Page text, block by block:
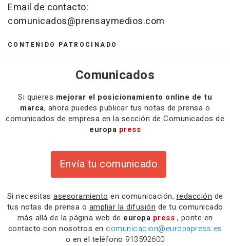
Email de contacto:
comunicados@prensaymedios.com
CONTENIDO PATROCINADO
Comunicados
Si quieres mejorar el posicionamiento online de tu
marca, ahora puedes publicar tus notas de prensa o
comunicados de empresa en la sección de Comunicados de
europa press
Envía tu comunicado
Si necesitas asesoramiento en comunicación, redacción de
tus notas de prensa o ampliar la difusión de tu comunicado
más allá de la página web de europa press , ponte en
contacto con nosotros en comunicacion@europapress.es
o en el teléfono 913592600